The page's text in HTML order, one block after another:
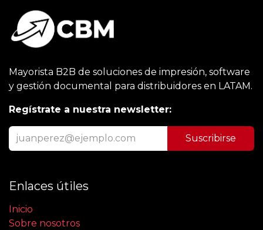
Mayorista B2B de soluciones de impresión, software
y gestión documental para distribuidores en LATAM.
Regístrate a nuestra newsletter:
Suscribirse
Enlaces útiles
Inicio
Sobre nosotros